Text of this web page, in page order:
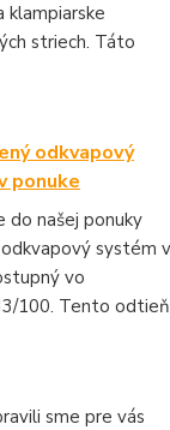
klampiarske
striech. Táto
odkvapový
ponuke
do našej ponuky
systém v
vo
100. Tento odtieň
sme pre vás